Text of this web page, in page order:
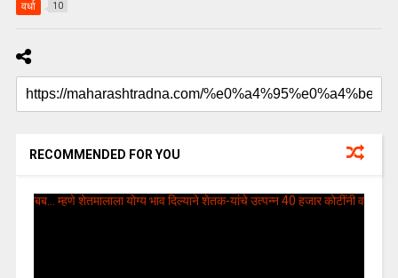
वर्धा 10
RECOMMENDED FOR YOU